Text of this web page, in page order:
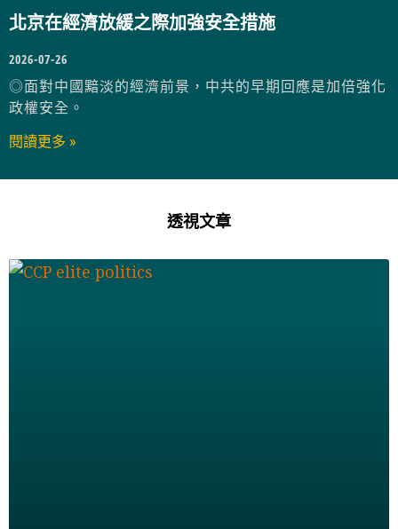
北京在經濟放緩之際加強安全措施
2026-07-26
◎面對中國黯淡的經濟前景，中共的早期回應是加倍強化
政權安全。
閱讀更多 »
透視文章